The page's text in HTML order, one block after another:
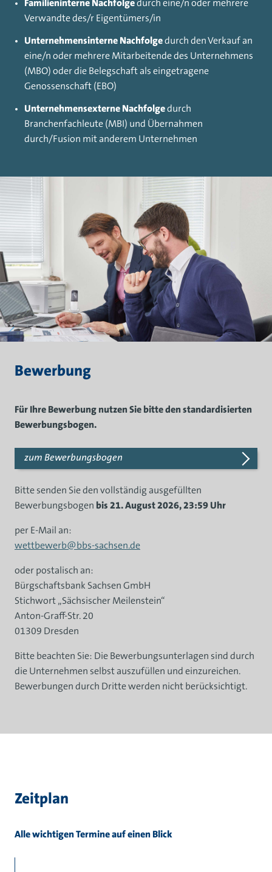
Familieninterne Nachfolgedurch eine/n oder mehrere
Verwandte des/r Eigentümers/in
Unternehmensinterne Nachfolgedurch den Verkauf an
eine/n oder mehrere Mitarbeitende des Unternehmens
(MBO) oder die Belegschaft als eingetragene
Genossenschaft (EBO)
Unternehmensexterne Nachfolgedurch
Branchenfachleute (MBI) und Übernahmen
durch/Fusion mit anderem Unternehmen
Bewerbung
Für Ihre Bewerbung nutzen Sie bitte den standardisierten
Bewerbungsbogen.
zum Bewerbungsbogen
Bitte senden Sie den vollständig ausgefüllten
Bewerbungsbogen bis 21. August 2026, 23:59 Uhr
per E-Mail an:
wettbewerb@bbs-sachsen.de
oder postalisch an:
Bürgschaftsbank Sachsen GmbH
Stichwort „Sächsischer Meilenstein“
Anton-Graff-Str. 20
01309 Dresden
Bitte beachten Sie: Die Bewerbungsunterlagen sind durch
die Unternehmen selbst auszufüllen und einzureichen.
Bewerbungen durch Dritte werden nicht berücksichtigt.
Zeitplan
Alle wichtigen Termine auf einen Blick